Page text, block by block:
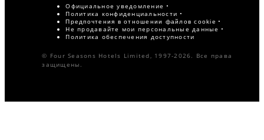
Официальное уведомление
Политика конфиденциальности
Предпочтения в отношении файлов cookie
Не продавайте мои персональные данные
Политика обеспечения доступности
© Four Seasons Hotels Limited, 1997-2026. Все права
защищены.